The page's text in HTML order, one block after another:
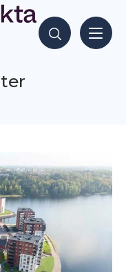
Hae sisältöjä